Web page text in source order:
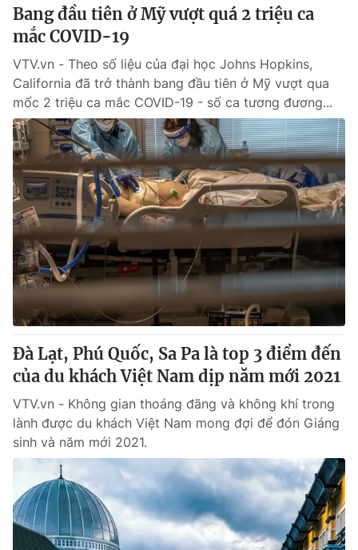
Bang đầu tiên ở Mỹ vượt quá 2 triệu ca
mắc COVID-19
VTV.vn - Theo số liệu của đại học Johns Hopkins,
California đã trở thành bang đầu tiên ở Mỹ vượt qua
mốc 2 triệu ca mắc COVID-19 - số ca tương đương...
Đà Lạt, Phú Quốc, Sa Pa là top 3 điểm đến
của du khách Việt Nam dịp năm mới 2021
VTV.vn - Không gian thoáng đãng và không khí trong
lành được du khách Việt Nam mong đợi để đón Giáng
sinh và năm mới 2021.